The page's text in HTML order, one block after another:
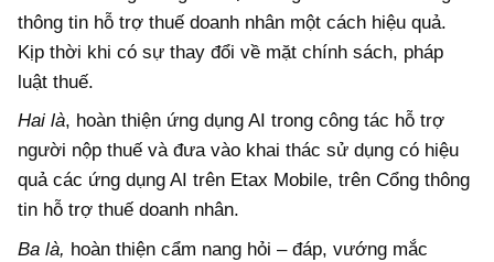
thông tin hỗ trợ thuế doanh nhân một cách hiệu quả.
Kịp thời khi có sự thay đổi về mặt chính sách, pháp
luật thuế.
Hai là, hoàn thiện ứng dụng AI trong công tác hỗ trợ
người nộp thuế và đưa vào khai thác sử dụng có hiệu
quả các ứng dụng AI trên Etax Mobile, trên Cổng thông
tin hỗ trợ thuế doanh nhân.
Ba là, hoàn thiện cẩm nang hỏi – đáp, vướng mắc